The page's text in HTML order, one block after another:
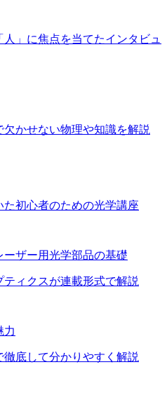
」に焦点を当てたインタビュ
かせない物理や知識を解説
た初心者のための光学講座
ーザー用光学部品の基礎
ティクスが連載形式で解説
力
底して分かりやすく解説